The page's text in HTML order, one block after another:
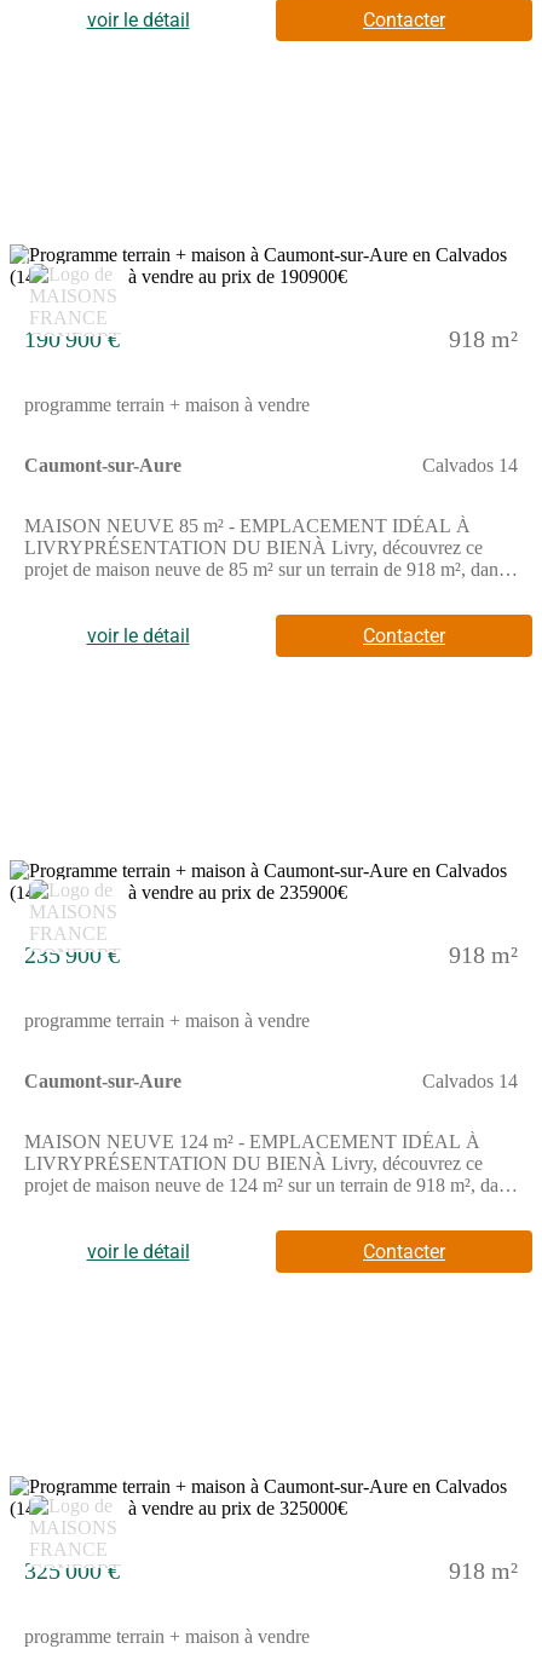
scolaires (maternelle, élémentaire, primaire et collège) sont
implantés à moins de 10 minutes en voiture, tout comme une
Confort Bayeux.Annonce proposée par un Agent Commercial
Partenaire.
voir le détail Contacter
4
190 900 € 918 m²
programme terrain + maison à vendre
Caumont-sur-Aure Calvados 14
MAISON NEUVE 85 m² - EMPLACEMENT IDÉAL À
LIVRYPRÉSENTATION DU BIENÀ Livry, découvrez ce
projet de maison neuve de 85 m² sur un terrain de 918 m², dans
3 chambres, une salle de bains avec baignoire et une cuisine à
aménager selon vos envies.Un agencement simple et
fonctionnel, pensé pour le confort du quotidien.Le terrain de 918
maintenant.Annonce proposée par un Agent Commercial
Partenaire.
voir le détail Contacter
6
235 900 € 918 m²
programme terrain + maison à vendre
Caumont-sur-Aure Calvados 14
MAISON NEUVE 124 m² - EMPLACEMENT IDÉAL À
LIVRYPRÉSENTATION DU BIENÀ Livry, découvrez ce
projet de maison neuve de 124 m² sur un terrain de 918 m², dans
propose 5 chambres, 3 salles de bains et une cuisine à aménager
selon vos envies.Un bien spacieux, idéal pour une vie de famille
confortable avec de beaux volumes.Le terrain de 918 m² offre
Partenaire.
voir le détail Contacter
6
325 000 € 918 m²
programme terrain + maison à vendre